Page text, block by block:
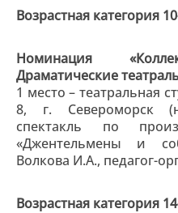
Возрастная категория
Номинация
Драматические
1 место –
8, г. Североморск
спектакль по
«Джентельмены и
Волкова И.А., педагог-
Возрастная категория